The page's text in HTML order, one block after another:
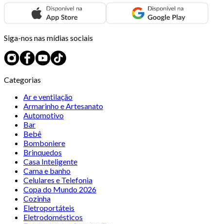
Siga-nos nas mídias sociais
Categorias
Ar e ventilação
Armarinho e Artesanato
Automotivo
Bar
Bebê
Bomboniere
Brinquedos
Casa Inteligente
Cama e banho
Celulares e Telefonia
Copa do Mundo 2026
Cozinha
Eletroportáteis
Eletrodomésticos